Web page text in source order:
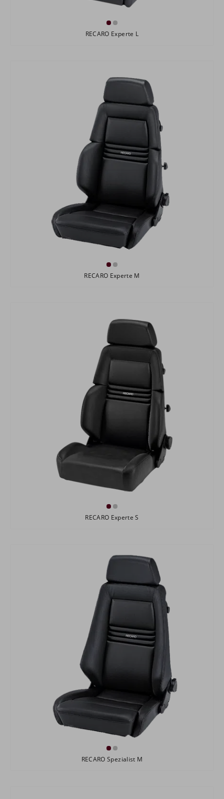
RECARO Experte L
RECARO Experte M
RECARO Experte S
RECARO Spezialist M